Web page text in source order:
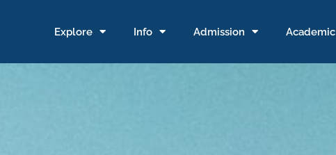
Explore Info Admission Academic